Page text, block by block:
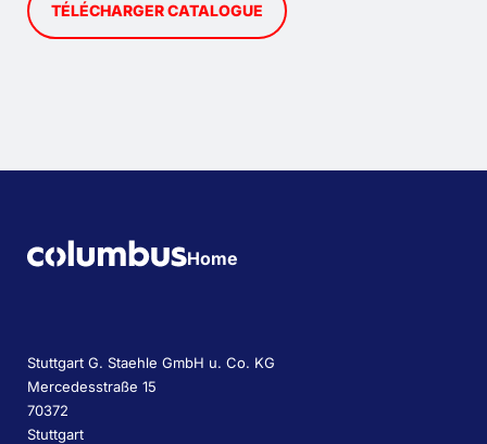
TÉLÉCHARGER CATALOGUE
Home
Stuttgart G. Staehle GmbH u. Co. KG
Mercedesstraße 15
70372
Stuttgart